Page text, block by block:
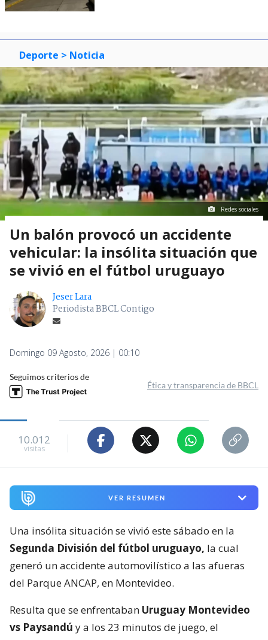
Deporte > Noticia
Redes sociales
Un balón provocó un accidente
vehicular: la insólita situación que
se vivió en el fútbol uruguayo
Jeser Lara
Periodista BBCL Contigo
Domingo 09 Agosto, 2026 | 00:10
Seguimos criterios de
Ética y transparencia de BBCL
10.012
visitas
VER RESUMEN
Una insólita situación se vivió este sábado en la
Segunda División del fútbol uruguayo, la cual
generó un accidente automovilístico a las afueras
del Parque ANCAP, en Montevideo.
Resulta que se enfrentaban Uruguay Montevideo
vs Paysandú y a los 23 minutos de juego, el